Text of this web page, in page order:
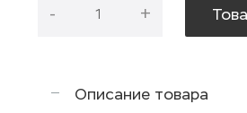
- +
Описание товара